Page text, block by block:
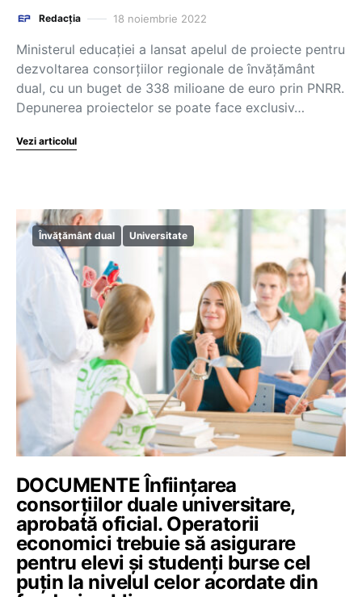
Redacția 18 noiembrie 2022
Ministerul educației a lansat apelul de proiecte pentru
dezvoltarea consorțiilor regionale de învățământ
dual, cu un buget de 338 milioane de euro prin PNRR.
Depunerea proiectelor se poate face exclusiv…
Vezi articolul
Învățământ dual Universitate
DOCUMENTE Înființarea
consorțiilor duale universitare,
aprobată oficial. Operatorii
economici trebuie să asigurare
pentru elevi și studenți burse cel
puțin la nivelul celor acordate din